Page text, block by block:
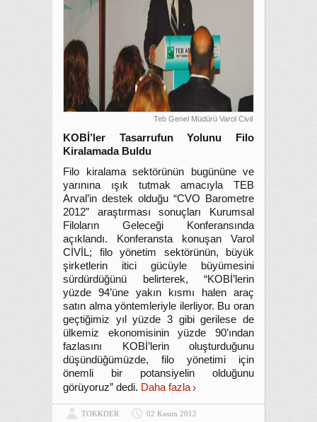
Teb Genel Müdürü Varol Civil
KOBİ’ler Tasarrufun Yolunu Filo
Kiralamada Buldu
Filo kiralama sektörünün bugününe ve
yarınına ışık tutmak amacıyla TEB
Arval’in destek olduğu “CVO Barometre
2012” araştırması sonuçları Kurumsal
Filoların Geleceği Konferansında
açıklandı. Konferansta konuşan Varol
CİVİL; filo yönetim sektörünün, büyük
şirketlerin itici gücüyle büyümesini
sürdürdüğünü belirterek, “KOBİ’lerin
yüzde 94’üne yakın kısmı halen araç
satın alma yöntemleriyle ilerliyor. Bu oran
geçtiğimiz yıl yüzde 3 gibi gerilese de
ülkemiz ekonomisinin yüzde 90’ından
fazlasını KOBİ’lerin oluşturduğunu
düşündüğümüzde, filo yönetimi için
önemli bir potansiyelin olduğunu
görüyoruz” dedi. Daha fazla
TOKKDER
02 Kasım 2012